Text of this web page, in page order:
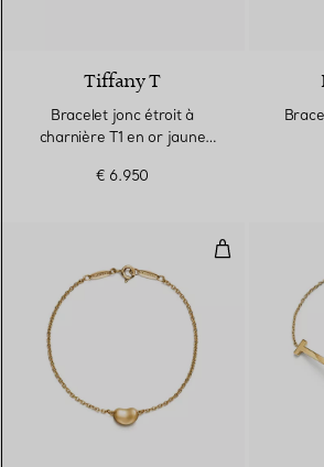
Tiffany T
Bracelet jonc étroit à
charnière T1 en or jaune
€ 6.950
Bracelet